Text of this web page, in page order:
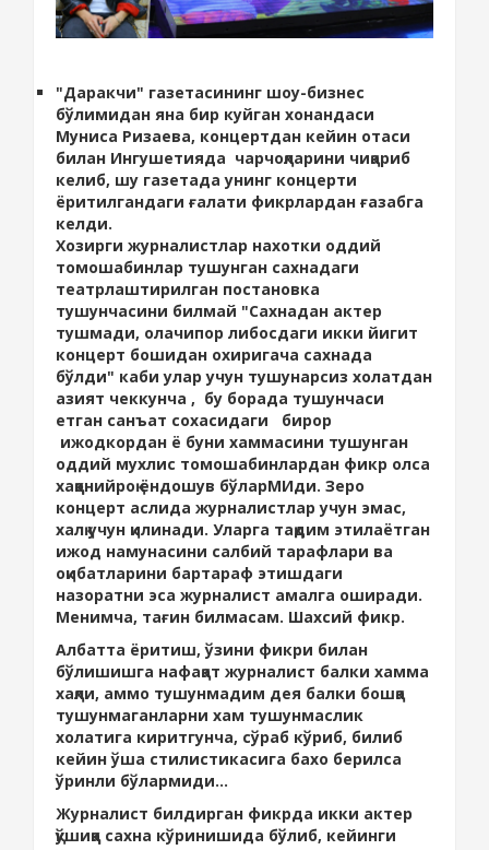
"Даракчи" газетасининг шоу-бизнес
бўлимидан яна бир куйган хонандаси
Муниса Ризаева, концертдан кейин отаси
билан Ингушетияда чарчоқларини чиқариб
келиб, шу газетада унинг концерти
ёритилгандаги ғалати фикрлардан ғазабга
келди.
Хозирги журналистлар нахотки оддий
томошабинлар тушунган сахнадаги
театрлаштирилган постановка
тушунчасини билмай "Сахнадан актер
тушмади, олачипор либосдаги икки йигит
концерт бошидан охиригача сахнада
бўлди" каби улар учун тушунарсиз холатдан
азият чеккунча , бу борада тушунчаси
етган санъат сохасидаги бирор
ижодкордан ё буни хаммасини тушунган
оддий мухлис томошабинлардан фикр олса
хаққонийроқ ёндошув бўларМИди. Зеро
концерт аслида журналистлар учун эмас,
халқ учун қилинади. Уларга тақдим этилаётган
ижод намунасини салбий тарафлари ва
оқибатларини бартараф этишдаги
назоратни эса журналист амалга оширади.
Менимча, тағин билмасам. Шахсий фикр.
Албатта ёритиш, ўзини фикри билан
бўлишишга нафақат журналист балки хамма
хақли, аммо тушунмадим дея балки бошқа
тушунмаганларни хам тушунмаслик
холатига киритгунча, сўраб кўриб, билиб
кейин ўша стилистикасига бахо берилса
ўринли бўлармиди...
Журналист билдирган фикрда икки актер
қўшиққа сахна кўринишида бўлиб, кейинги